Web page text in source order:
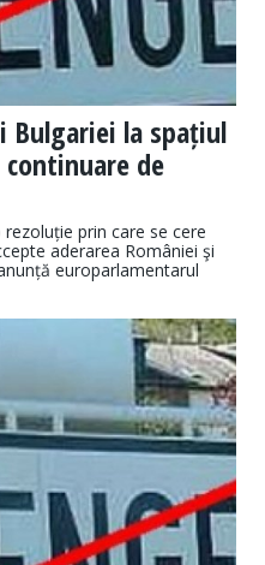
Bulgariei la spațiul
continuare de
prin care se cere
aderarea României şi
europarlamentarul